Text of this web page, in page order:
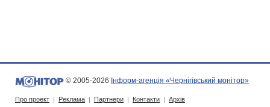
© 2005-2026 Інформ-агенція «Чернігівський монітор»
Про проект | Реклама | Партнери | Контакти | Архів